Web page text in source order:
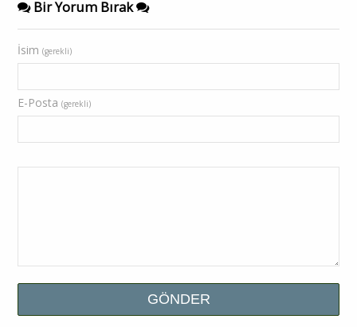
Bir Yorum Bırak
İsim (gerekli)
E-Posta (gerekli)